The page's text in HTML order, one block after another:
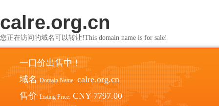
calre.org.cn
您正在访问的域名可以转让!This domain name is for sale!
一口价出售中！
域名 Domain Name: calre.org.cn
售价 Listing Price: CNY 7797.00